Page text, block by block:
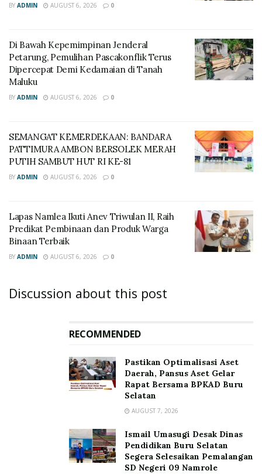
BY ADMIN AUGUST 6, 2026 0
Di Bawah Kepemimpinan Jenderal
Petarung, Pemulihan Pascakonflik Terus
Dipercepat Demi Kedamaian di Tanah
Maluku
BY ADMIN AUGUST 6, 2026 0
SEMANGAT KEMERDEKAAN: BANDARA
PATTIMURA AMBON BERSOLEK MERAH
PUTIH SAMBUT HUT RI KE-81
BY ADMIN AUGUST 6, 2026 0
Lapas Namlea Ikuti Anev Triwulan II, Raih
Predikat Pembinaan dan Produk Warga
Binaan Terbaik
BY ADMIN AUGUST 6, 2026 0
Discussion about this post
RECOMMENDED
Pastikan Optimalisasi Aset
Daerah, Pansus Aset Gelar
Rapat Bersama BPKAD Buru
Selatan
AUGUST 7, 2026
Ismail Umasugi Desak Dinas
Pendidikan Buru Selatan
Segera Selesaikan Pemalangan
SD Negeri 09 Namrole